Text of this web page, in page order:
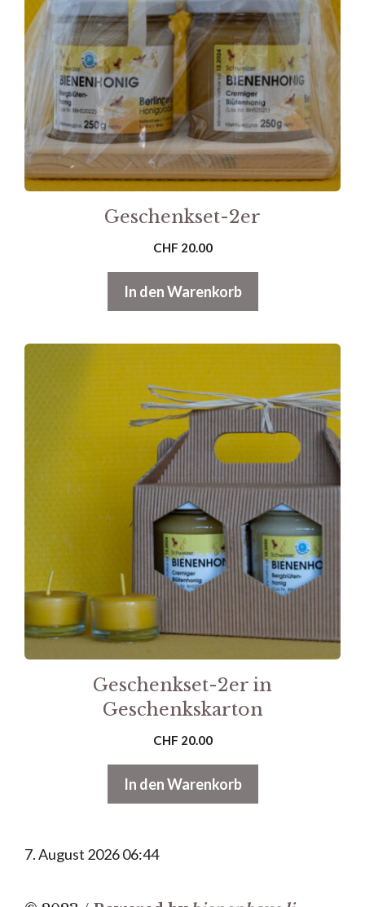
Geschenkset-2er
CHF 20.00
In den Warenkorb
Geschenkset-2er in
Geschenkskarton
CHF 20.00
In den Warenkorb
7. August 2026 06:44